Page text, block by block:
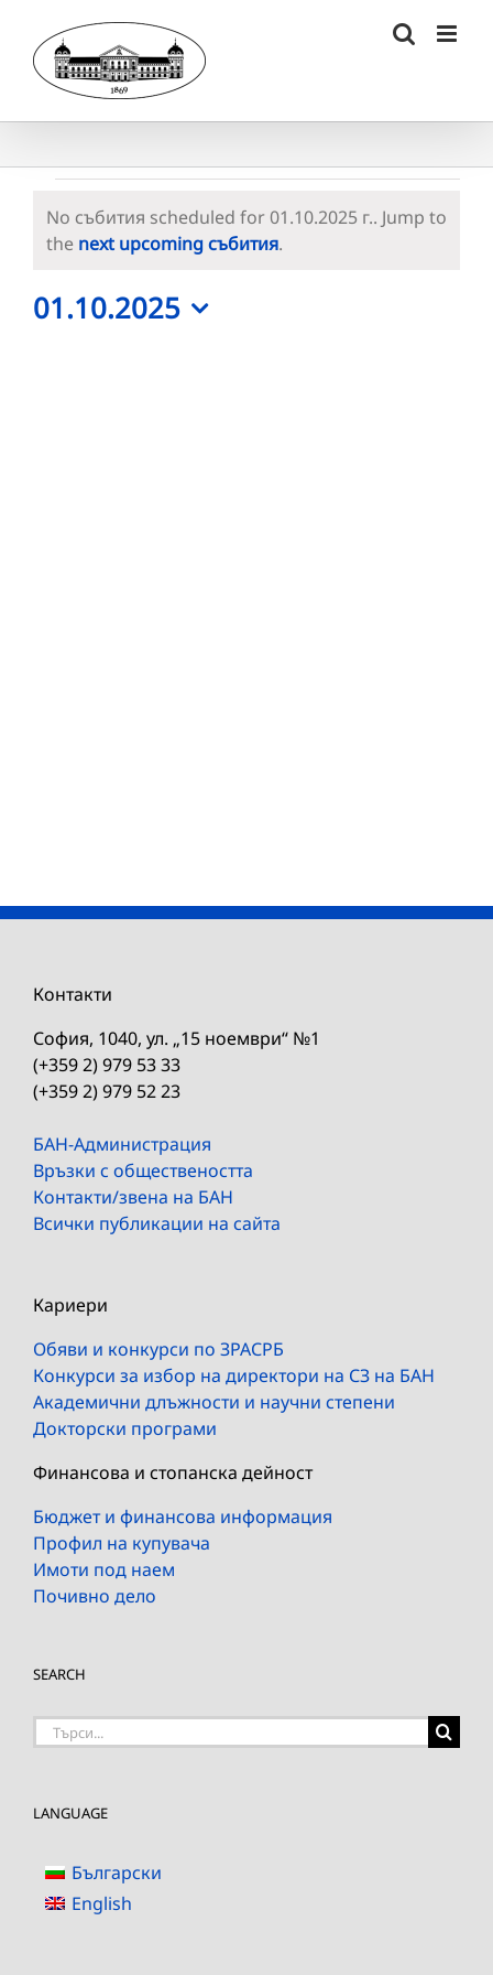
content
Събития
for
01.10.2025
г.
Notice
No събития scheduled for 01.10.2025 г.. Jump to
the next upcoming събития.
01.10.2025
Контакти
София, 1040, ул. „15 ноември“ №1
(+359 2) 979 53 33
(+359 2) 979 52 23
БАН-Администрация
Връзки с обществеността
Контакти/звена на БАН
Всички публикации на сайта
Кариери
Обяви и конкурси по ЗРАСРБ
Конкурси за избор на директори на СЗ на БАН
Академични длъжности и научни степени
Докторски програми
Финансова и стопанска дейност
Бюджет и финансова информация
Профил на купувача
Имоти под наем
Почивно дело
SEARCH
Търсене
LANGUAGE
Български
English